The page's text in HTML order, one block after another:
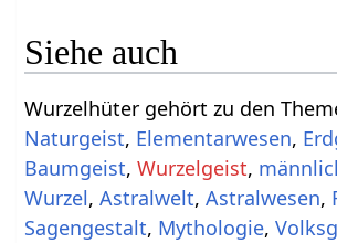
Siehe auch
Wurzelhüter gehört zu den
Naturgeist, Elementarwesen,
Baumgeist,Wurzelgeist,
Wurzel,Astralwelt,Astralwesen,
Sagengestalt, Mythologie,